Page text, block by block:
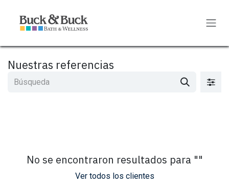
Nuestras referencias
No se encontraron resultados para ""
Ver todos los clientes